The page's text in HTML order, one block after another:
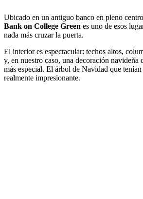
Ubicado en un antiguo banco en pleno
Bank on College Green es uno de esos
nada más cruzar la puerta.
El interior es espectacular: techos altos,
y, en nuestro caso, una decoración navideña
más especial. El árbol de Navidad que tenían
realmente impresionante.